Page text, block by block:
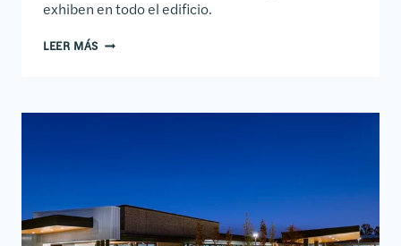
exhiben en todo el edificio.
LEER MÁS SEDE CENTRAL DE DOLESE BROTHERS